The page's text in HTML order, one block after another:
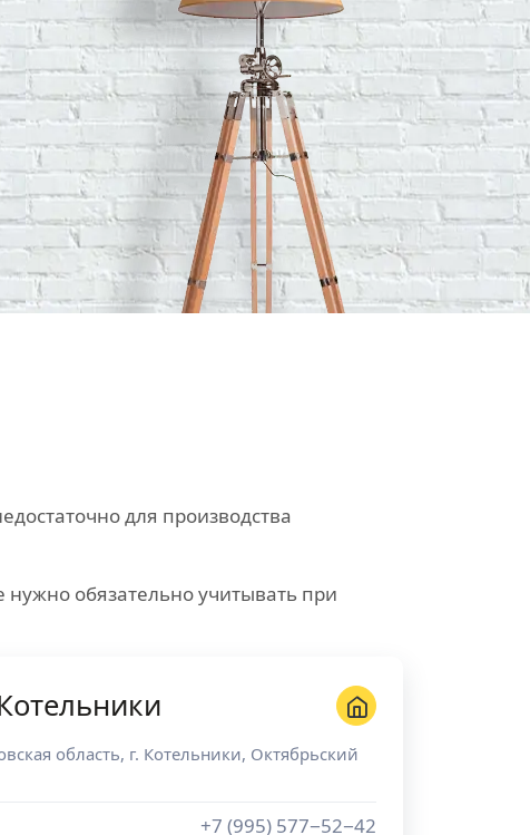
для производства
обязательно учитывать при
область, г. Котельники, Октябрьский
+7 (995) 577−52−42